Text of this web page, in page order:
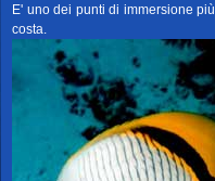
E' uno dei punti di immersione
costa.